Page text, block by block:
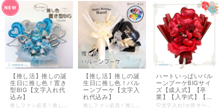
【推し活】推しの誕
生日に推し色！置き
型BIG【文字入れ代
込み】
【推し活】推しの誕
生日に推し色！バル
ーンブーケ【文字入
れ代込み】
ハートいっぱいバル
ーンブーケBIGサイ
ズ【成人式】【卒
業】【入学式】【ブ
ーケ】【誕生日祝